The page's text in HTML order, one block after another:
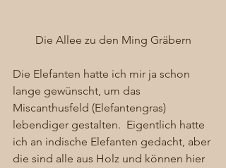
Die Allee zu den Ming Gräbern
Die Elefanten hatte ich mir ja schon
lange gewünscht, um das
Miscanthusfeld (Elefantengras)
lebendiger gestalten.  Eigentlich hatte
ich an indische Elefanten gedacht, aber
die sind alle aus Holz und können hier